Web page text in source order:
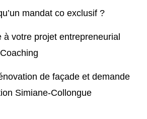
mandat co exclusif ?
à votre projet entrepreneurial
de façade et demande
Simiane-Collongue